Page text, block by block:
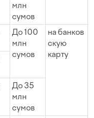
млн
сумов
До 100
млн
сумов
на банков
скую
карту
До 35
млн
сумов